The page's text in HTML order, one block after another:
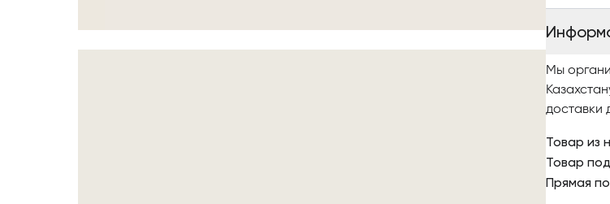
–
– Хром
– Чёрный
Мы
доставки
Товар из
Товар
Прямая